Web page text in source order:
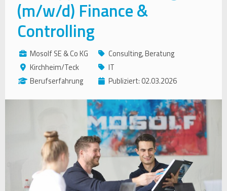
(m/w/d) Finance &
Controlling
Mosolf SE & Co KG
Kirchheim/Teck
Berufserfahrung
Consulting, Beratung
IT
Publiziert: 02.03.2026